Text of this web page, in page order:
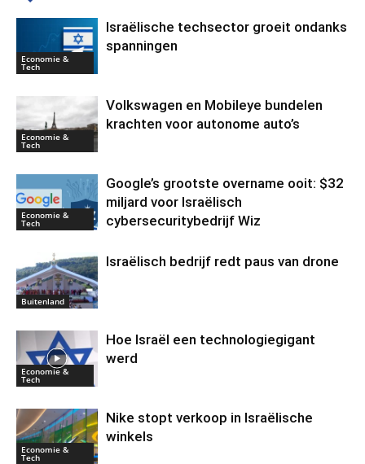
Economie &
Tech
Israëlische techsector groeit ondanks
spanningen
Economie &
Tech
Volkswagen en Mobileye bundelen
krachten voor autonome auto’s
Economie &
Tech
Google’s grootste overname ooit: $32
miljard voor Israëlisch
cybersecuritybedrijf Wiz
Buitenland
Israëlisch bedrijf redt paus van drone
Economie &
Tech
Hoe Israël een technologiegigant
werd
Economie &
Tech
Nike stopt verkoop in Israëlische
winkels